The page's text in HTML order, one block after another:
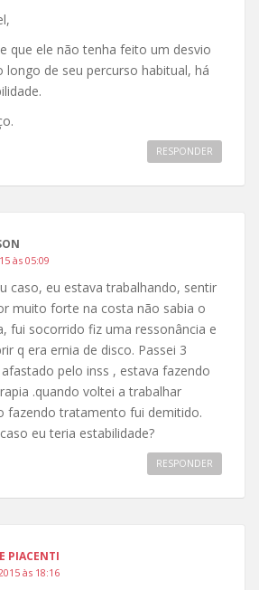
que ele não tenha feito um desvio
longo de seu percurso habitual, há
RESPONDER
às 05:09
caso, eu estava trabalhando, sentir
muito forte na costa não sabia o
fui socorrido fiz uma ressonância e
q era ernia de disco. Passei 3
pelo inss , estava fazendo
.quando voltei a trabalhar
fazendo tratamento fui demitido.
eu teria estabilidade?
RESPONDER
PIACENTI
às 18:16